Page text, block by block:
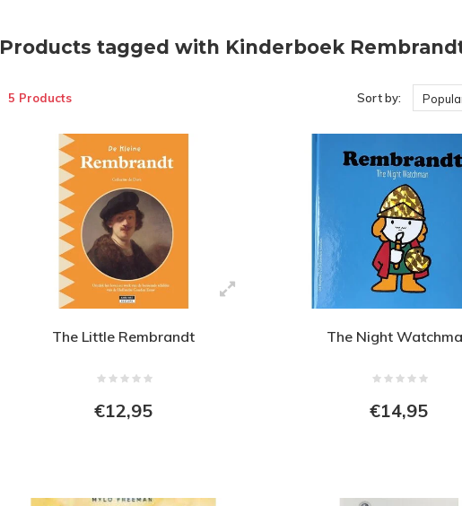
Products tagged with Kinderboek
5 Products Sort by:
The Little Rembrandt
€12,95
The Night
€14,95